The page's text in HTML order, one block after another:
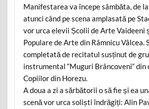
Manifestarea va începe sâmbăta, de
atunci când pe scena amplasată pe
vor urca elevii Școlii de Arte Vaideeni
Populare de Arte din Râmnicu Vâlcea.
completată de recitatul susținut de
instrumental “Muguri Brâncoveni“ din
Copiilor din Horezu.
A doua a zi a sărbătorii o să fie și ea
scenă vor urca soliști îndrăgiți: Alin